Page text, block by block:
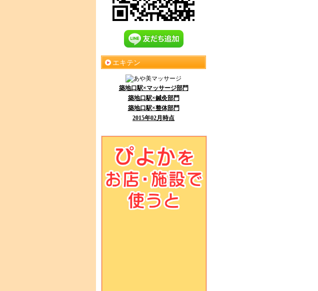
エキテン
築地口駅×マッサージ部門
築地口駅×鍼灸部門
築地口駅×整体部門
2015年02月時点